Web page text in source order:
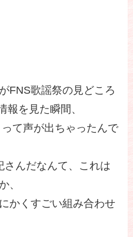
FNS歌謡祭の見どころ
報を見た瞬間、
て声が出ちゃったんで
さんだなんて、これは
、
かくすごい組み合わせ